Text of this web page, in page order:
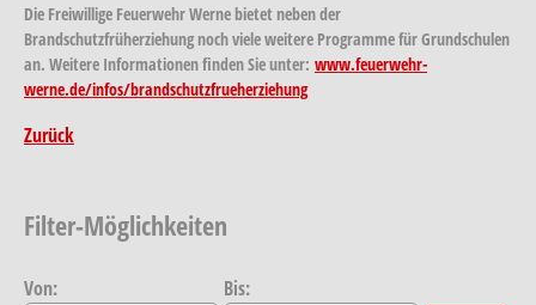
Die Freiwillige Feuerwehr Werne bietet neben der
Brandschutzfrüherziehung noch viele weitere Programme für Grundschulen
an. Weitere Informationen finden Sie unter: www.feuerwehr-
werne.de/infos/brandschutzfrueherziehung
Zurück
Filter-Möglichkeiten
Von: Bis: